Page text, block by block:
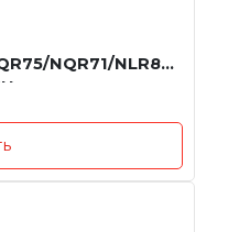
NQR71/NLR85,